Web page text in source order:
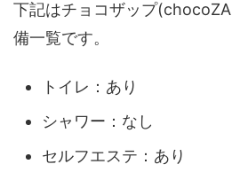
下記はチョコザップ
備一覧です。
トイレ：あり
シャワー：なし
セルフエステ：あり